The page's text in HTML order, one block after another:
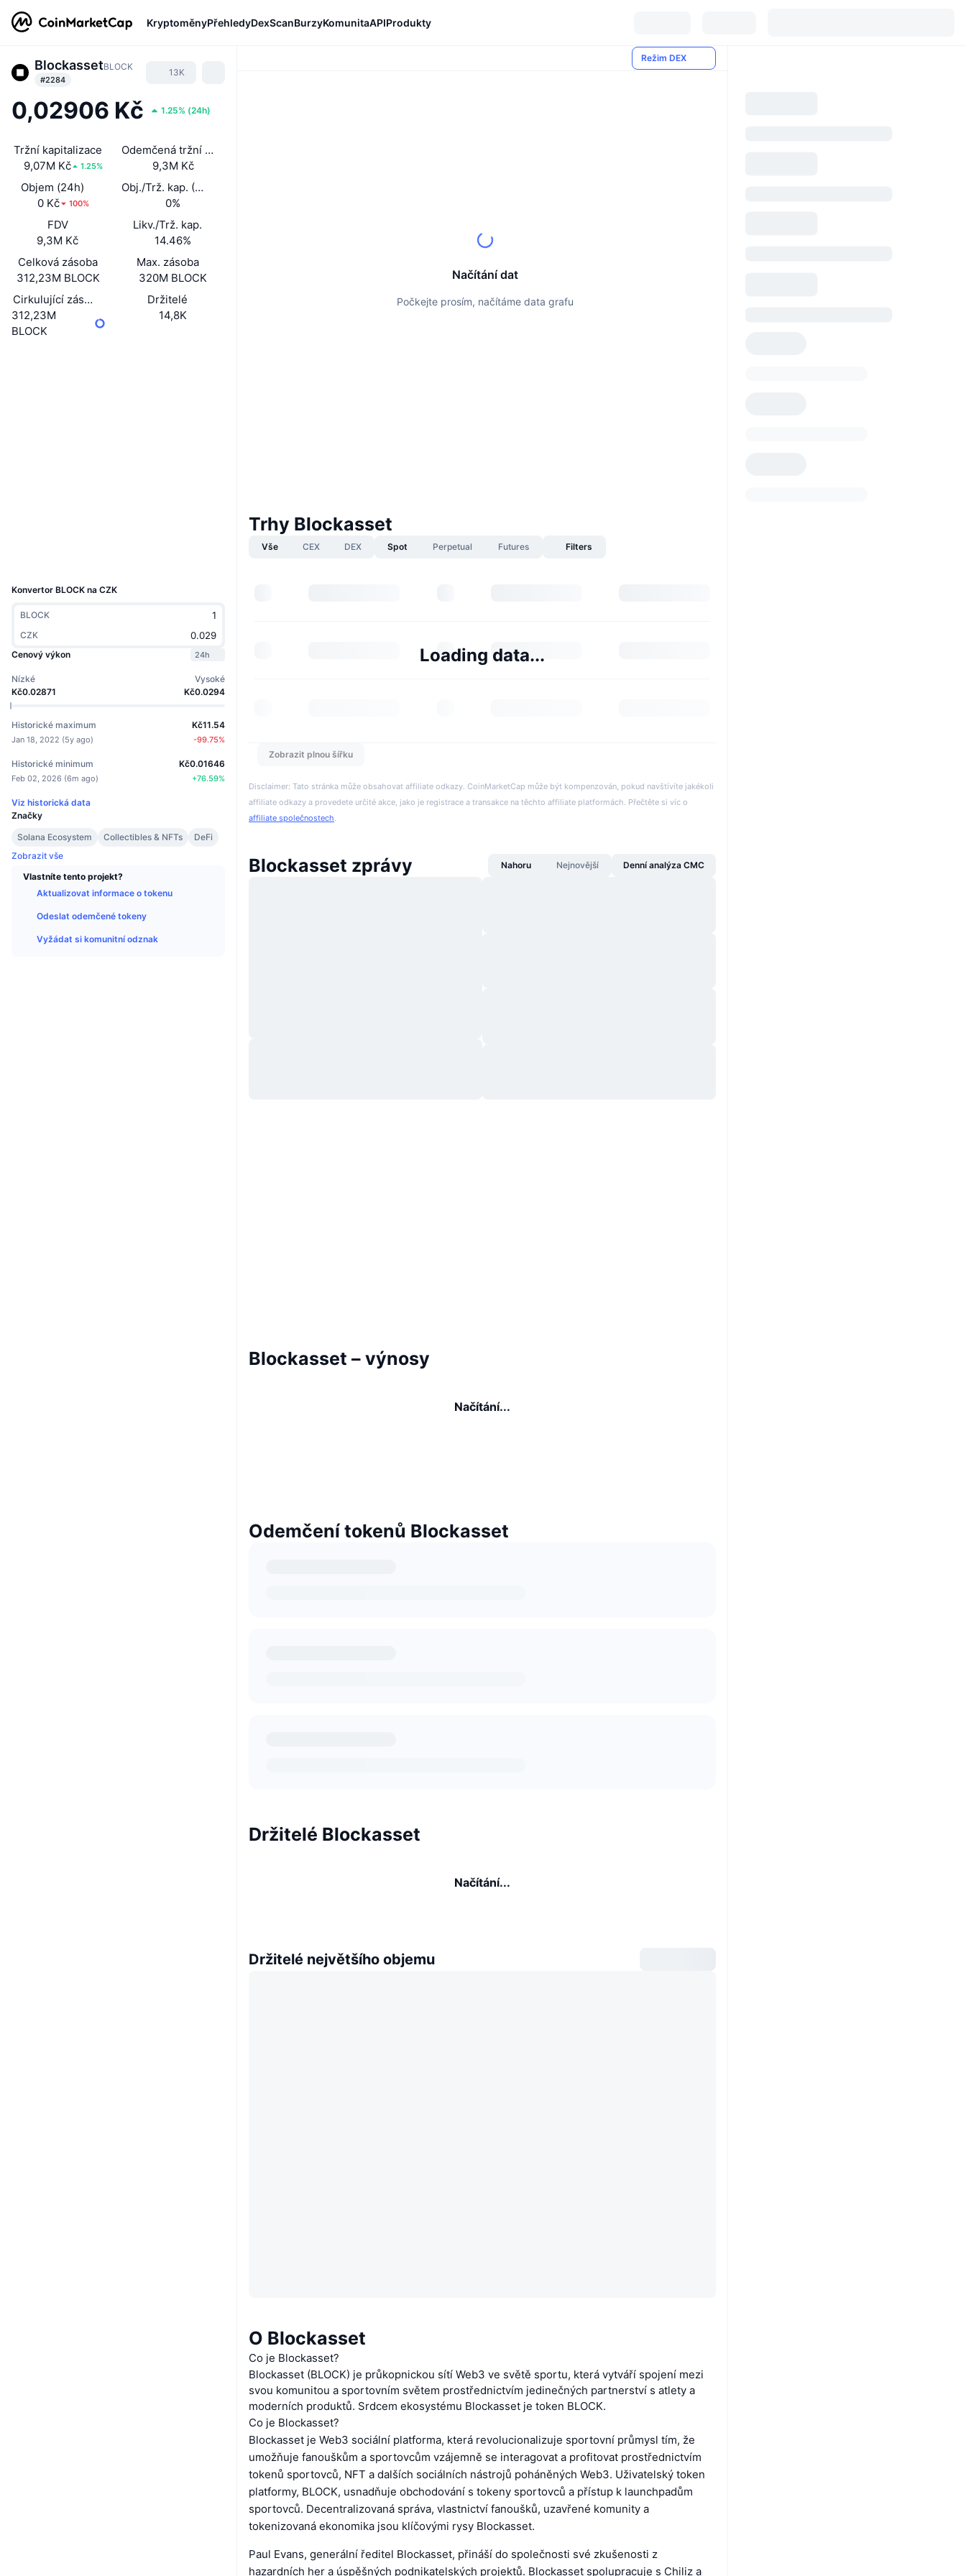
KryptoměnyPřehledyDexScanBurzyKomunitaAPIProdukty
BlockassetBLOCK
#2284
13K
0,02906 Kč 1.25% (24h)
Tržní kapitalizace
9,07M Kč
1.25%
Odemčená tržní kapitalizace
9,3M Kč
Objem (24h)
0 Kč
100%
Obj./Trž. kap. (24 h)
0%
FDV
9,3M Kč
Likv./Trž. kap.
14.46%
Celková zásoba
312,23M BLOCK
Max. zásoba
320M BLOCK
Cirkulující zásoba
312,23M
BLOCK
Držitelé
14,8K
Konvertor BLOCK na CZK
BLOCK
CZK
Cenový výkon
24h
Nízké
Kč0.02871
Vysoké
Kč0.0294
Historické maximum
Jan 18, 2022 (5y ago)
Kč11.54
-99.75%
Historické minimum
Feb 02, 2026 (6m ago)
Kč0.01646
+76.59%
Viz historická data
Značky
Solana Ecosystem
Collectibles & NFTs
DeFi
Zobrazit vše
Vlastníte tento projekt?
Aktualizovat informace o tokenu
Odeslat odemčené tokeny
Vyžádat si komunitní odznak
Režim DEX
Načítání dat
Počkejte prosím, načítáme data grafu
Trhy Blockasset
Vše CEX DEX Spot Perpetual Futures Filters
Loading data...
Zobrazit plnou šířku
Disclaimer: Tato stránka může obsahovat affiliate odkazy. CoinMarketCap může být kompenzován, pokud navštívíte jakékoli
affiliate odkazy a provedete určité akce, jako je registrace a transakce na těchto affiliate platformách. Přečtěte si víc o
affiliate společnostech.
Blockasset zprávy Nahoru Nejnovější Denní analýza CMC
Blockasset – výnosy
Načítání...
Odemčení tokenů Blockasset
Držitelé Blockasset
Načítání...
Držitelé největšího objemu
O Blockasset
Co je Blockasset?
Blockasset (BLOCK) je průkopnickou sítí Web3 ve světě sportu, která vytváří spojení mezi
svou komunitou a sportovním světem prostřednictvím jedinečných partnerství s atlety a
moderních produktů. Srdcem ekosystému Blockasset je token BLOCK.
Co je Blockasset?
Blockasset je Web3 sociální platforma, která revolucionalizuje sportovní průmysl tím, že
umožňuje fanouškům a sportovcům vzájemně se interagovat a profitovat prostřednictvím
tokenů sportovců, NFT a dalších sociálních nástrojů poháněných Web3. Uživatelský token
platformy, BLOCK, usnadňuje obchodování s tokeny sportovců a přístup k launchpadům
sportovců. Decentralizovaná správa, vlastnictví fanoušků, uzavřené komunity a
tokenizovaná ekonomika jsou klíčovými rysy Blockasset.
Paul Evans, generální ředitel Blockasset, přináší do společnosti své zkušenosti z
hazardních her a úspěšných podnikatelských projektů. Blockasset spolupracuje s Chiliz a